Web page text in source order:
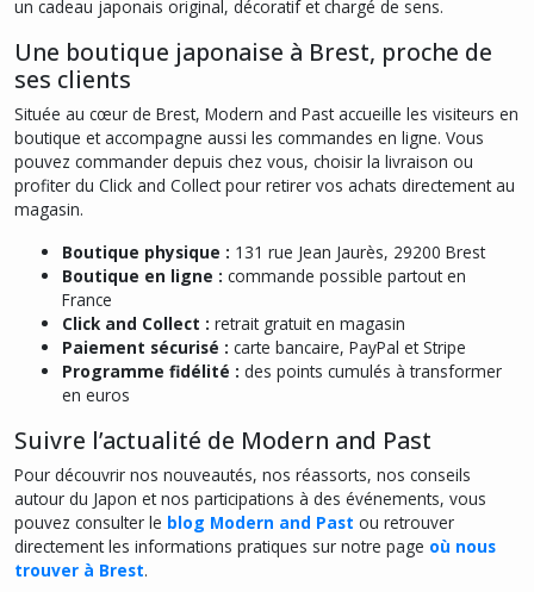
un cadeau japonais original, décoratif et chargé de sens.
Une boutique japonaise à Brest, proche de
ses clients
Située au cœur de Brest, Modern and Past accueille les visiteurs en
boutique et accompagne aussi les commandes en ligne. Vous
pouvez commander depuis chez vous, choisir la livraison ou
profiter du Click and Collect pour retirer vos achats directement au
magasin.
Boutique physique : 131 rue Jean Jaurès, 29200 Brest
Boutique en ligne : commande possible partout en
France
Click and Collect : retrait gratuit en magasin
Paiement sécurisé : carte bancaire, PayPal et Stripe
Programme fidélité : des points cumulés à transformer
en euros
Suivre l’actualité de Modern and Past
Pour découvrir nos nouveautés, nos réassorts, nos conseils
autour du Japon et nos participations à des événements, vous
pouvez consulter le blog Modern and Past ou retrouver
directement les informations pratiques sur notre page où nous
trouver à Brest.